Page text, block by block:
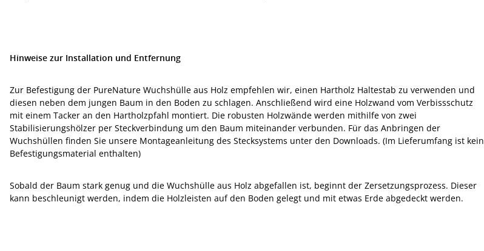
Hinweise zur Installation und Entfernung
Zur Befestigung der PureNature Wuchshülle aus Holz empfehlen wir, einen Hartholz Haltestab zu verwenden und
diesen neben dem jungen Baum in den Boden zu schlagen. Anschließend wird eine Holzwand vom Verbissschutz
mit einem Tacker an den Hartholzpfahl montiert. Die robusten Holzwände werden mithilfe von zwei
Stabilisierungshölzer per Steckverbindung um den Baum miteinander verbunden. Für das Anbringen der
Wuchshüllen finden Sie unsere Montageanleitung des Stecksystems unter den Downloads. (Im Lieferumfang ist kein
Befestigungsmaterial enthalten)
Sobald der Baum stark genug und die Wuchshülle aus Holz abgefallen ist, beginnt der Zersetzungsprozess. Dieser
kann beschleunigt werden, indem die Holzleisten auf den Boden gelegt und mit etwas Erde abgedeckt werden.